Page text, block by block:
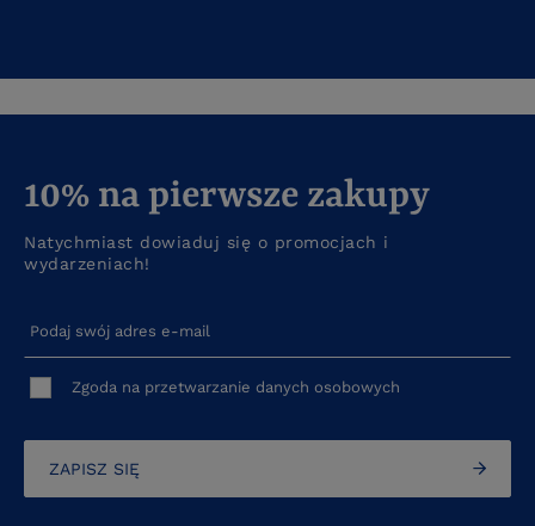
10% na pierwsze zakupy
Natychmiast dowiaduj się o promocjach i
wydarzeniach!
Podaj swój adres e-mail
Zgoda na przetwarzanie danych osobowych
ZAPISZ SIĘ